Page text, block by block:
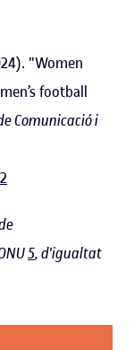
"Women
football
Comunicació i
5, d'igualtat